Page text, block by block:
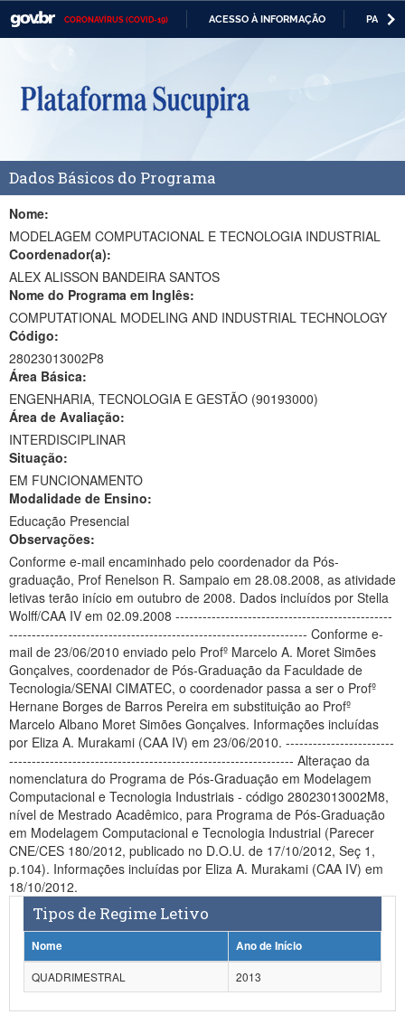
CORONAVÍRUS (COVID-19) ACESSO À INFORMAÇÃO
Casa Civil
Ministério da Defesa
Ministério da Economia
Ministério da Infraestrutura
Ministério da Educação
Ministério da Cidadania
Ministério da Saúde
Ministério da Ciência, Tecnologia, Inovações e Comunicações
Ministério do Meio Ambiente
Ministério do Turismo
Ministério do Desenvolvimento Regional
Secretaria de Governo
Gabinete de Segurança Institucional
Advocacia-Geral da União
Dados Básicos do Programa
Nome:
MODELAGEM COMPUTACIONAL E TECNOLOGIA INDUSTRIAL
Coordenador(a):
ALEX ALISSON BANDEIRA SANTOS
Nome do Programa em Inglês:
COMPUTATIONAL MODELING AND INDUSTRIAL TECHNOLOGY
Código:
28023013002P8
Área Básica:
ENGENHARIA, TECNOLOGIA E GESTÃO (90193000)
Área de Avaliação:
INTERDISCIPLINAR
Situação:
EM FUNCIONAMENTO
Modalidade de Ensino:
Educação Presencial
Observações:
Conforme e-mail encaminhado pelo coordenador da Pós-
graduação, Prof Renelson R. Sampaio em 28.08.2008, as atividade
letivas terão início em outubro de 2008. Dados incluídos por Stella
Wolff/CAA IV em 02.09.2008 ------------------------------------------------
------------------------------------------------------------------ Conforme e-
mail de 23/06/2010 enviado pelo Profº Marcelo A. Moret Simões
Gonçalves, coordenador de Pós-Graduação da Faculdade de
Tecnologia/SENAI CIMATEC, o coordenador passa a ser o Profº
Hernane Borges de Barros Pereira em substituição ao Profº
Marcelo Albano Moret Simões Gonçalves. Informações incluídas
por Eliza A. Murakami (CAA IV) em 23/06/2010. ------------------------
--------------------------------------------------------------- Alteraçao da
nomenclatura do Programa de Pós-Graduação em Modelagem
Computacional e Tecnologia Industriais - código 28023013002M8,
nível de Mestrado Acadêmico, para Programa de Pós-Graduação
em Modelagem Computacional e Tecnologia Industrial (Parecer
CNE/CES 180/2012, publicado no D.O.U. de 17/10/2012, Seç 1,
p.104). Informações incluídas por Eliza A. Murakami (CAA IV) em
18/10/2012.
Tipos de Regime Letivo
Nome
Ano de Início
QUADRIMESTRAL
2013